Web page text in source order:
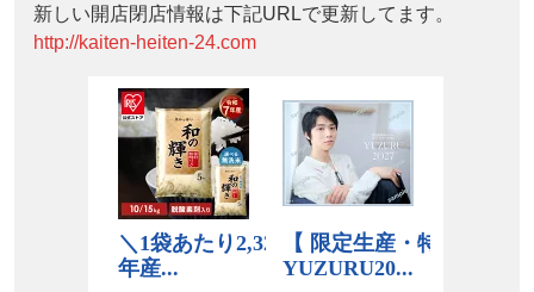
新しい開店閉店情報は下記URLで更新してます。
http://kaiten-heiten-24.com